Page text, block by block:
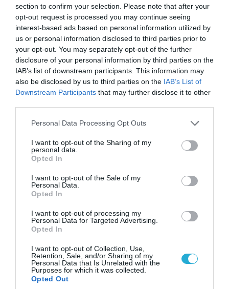
section to confirm your selection. Please note that after your
opt-out request is processed you may continue seeing
interest-based ads based on personal information utilized by
us or personal information disclosed to third parties prior to
your opt-out. You may separately opt-out of the further
disclosure of your personal information by third parties on the
IAB’s list of downstream participants. This information may
also be disclosed by us to third parties on the IAB’s List of
Downstream Participants that may further disclose it to other
Please note that this website/app uses one or more Google
not limited to your visit or usage behaviour. You may click to
grant or deny consent to Google and its third-party tags to
use your data for below specified purposes in below Google
consent section.
Personal Data Processing Opt Outs
I want to opt-out of the Sharing of my
personal data.
Opted In
I want to opt-out of the Sale of my
Personal Data.
Opted In
I want to opt-out of processing my
Personal Data for Targeted Advertising.
Opted In
I want to opt-out of Collection, Use,
Retention, Sale, and/or Sharing of my
Personal Data that Is Unrelated with the
Purposes for which it was collected.
Opted Out
07.08.2026 | 20:02
Ο Γιάννης Αλαφούζος «τέλειωσε» τον
απομάκρυνσής του